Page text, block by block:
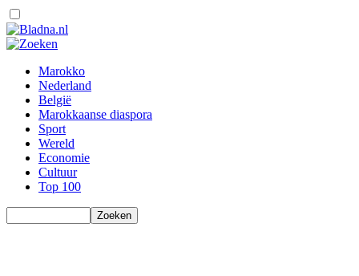
Marokko
Nederland
België
Marokkaanse diaspora
Sport
Wereld
Economie
Cultuur
Top 100